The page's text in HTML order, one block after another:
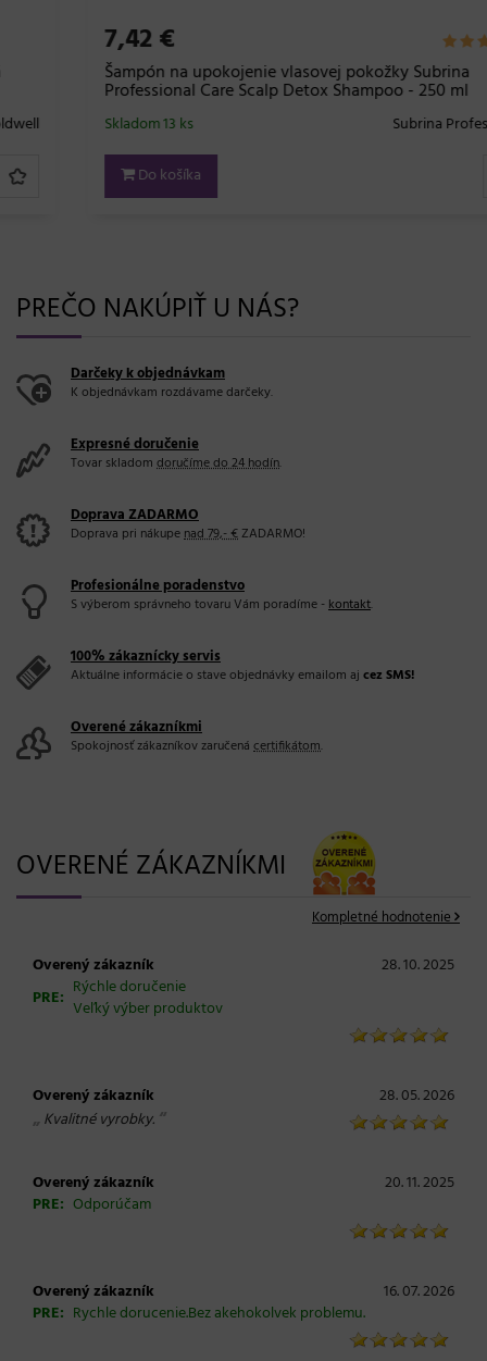
Šampón na upokojenie vlasovej pokožky Subrina
Professional Care Scalp Detox Shampoo - 250 ml
Subrina Professional
Skladom 13 ks
Do košíka
PREČO NAKÚPIŤ U NÁS?
Darčeky k objednávkam
K objednávkam rozdávame darčeky.
Expresné doručenie
Tovar skladom doručíme do 24 hodín.
Doprava ZADARMO
Doprava pri nákupenad 79,- €ZADARMO!
Profesionálne poradenstvo
S výberom správneho tovaru Vám poradíme -kontakt.
100% zákaznícky servis
Aktuálne informácie o stave objednávky emailom aj cez SMS!
Overené zákazníkmi
Spokojnosť zákazníkov zaručená certifikátom.
OVERENÉ ZÁKAZNÍKMI
Kompletné hodnotenie
Overený zákazník
28. 10. 2025
PRE: Rýchle doručenie
Veľký výber produktov
Overený zákazník 28. 05. 2026
„ Kvalitné vyrobky. “
Overený zákazník
20. 11. 2025
PRE: Odporúčam
Overený zákazník
16. 07. 2026
PRE: Rychle dorucenie.Bez akehokolvek problemu.